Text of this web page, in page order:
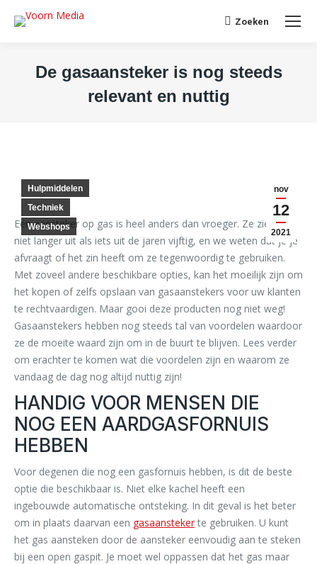
Search:
Zoeken
De gasaansteker is nog steeds
relevant en nuttig
nov
12
2021
Hulpmiddelen
Techniek
Webshops
Een aansteker op gas is heel anders dan vroeger. Ze zien er
niet langer uit als iets uit de jaren vijftig, en we weten dat je je
afvraagt ​​of het zin heeft om ze tegenwoordig te gebruiken.
Met zoveel andere beschikbare opties, kan het moeilijk zijn om
het kopen of zelfs opslaan van gasaanstekers voor uw klanten
te rechtvaardigen. Maar gooi deze producten nog niet weg!
Gasaanstekers hebben nog steeds tal van voordelen waardoor
ze de moeite waard zijn om in de buurt te blijven. Lees verder
om erachter te komen wat die voordelen zijn en waarom ze
vandaag de dag nog altijd nuttig zijn!
HANDIG VOOR MENSEN DIE
NOG EEN AARDGASFORNUIS
HEBBEN
Voor degenen die nog een gasfornuis hebben, is dit de beste
optie die beschikbaar is. Niet elke kachel heeft een
ingebouwde automatische ontsteking. In dit geval is het beter
om in plaats daarvan een gasaansteker te gebruiken. U kunt
het gas aansteken door de aansteker eenvoudig aan te steken
bij een open gaspit. Je moet wel oppassen dat het gas maar